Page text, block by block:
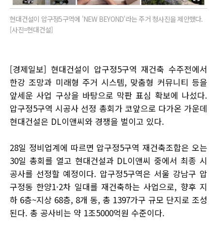
현대건설이 압구정5구역에 'NEW BEYOND'라는 주거 청사진을 제안했다.
[사진=현대건설]
[경제일보] 현대건설이 압구정5구역 재건축 수주전에서
한강 조망과 미래형 주거 시스템, 맞춤형 커뮤니티 등을
앞세운 사업 구상을 바탕으로 막판 표심 확보에 나섰다.
압구정5구역 시공사 선정 총회가 코앞으로 다가온 가운데
현대건설은 DL이앤씨와 경쟁을 벌이고 있다.
28일 정비업계에 따르면 압구정5구역 재건축조합은 오는
30일 총회를 열고 현대건설과 DL이앤씨 중에서 최종 시
공사를 선정할 예정이다. 압구정5구역은 서울 강남구 압
구정동 한양1·2차 일대를 재건축하는 사업으로, 향후 지
하 6층~지상 68층, 8개 동, 총 1397가구 규모 단지로 조성
된다. 총 공사비는 약 1조5000억원 수준이다.